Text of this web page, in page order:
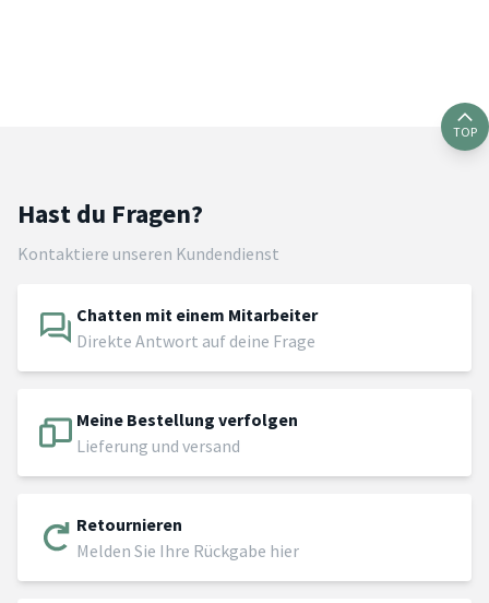
TOP
Hast du Fragen?
Kontaktiere unseren Kundendienst
Chatten mit einem Mitarbeiter
Direkte Antwort auf deine Frage
Meine Bestellung verfolgen
Lieferung und versand
Retournieren
Melden Sie Ihre Rückgabe hier